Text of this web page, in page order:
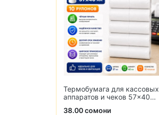
Термобумага для кассовых
аппаратов и чеков 57×40
38.00 сомони